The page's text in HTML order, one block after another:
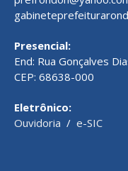
Presencial:
End: Rua Gonçalves
CEP: 68638-000
Eletrônico:
Ouvidoria / e-SIC